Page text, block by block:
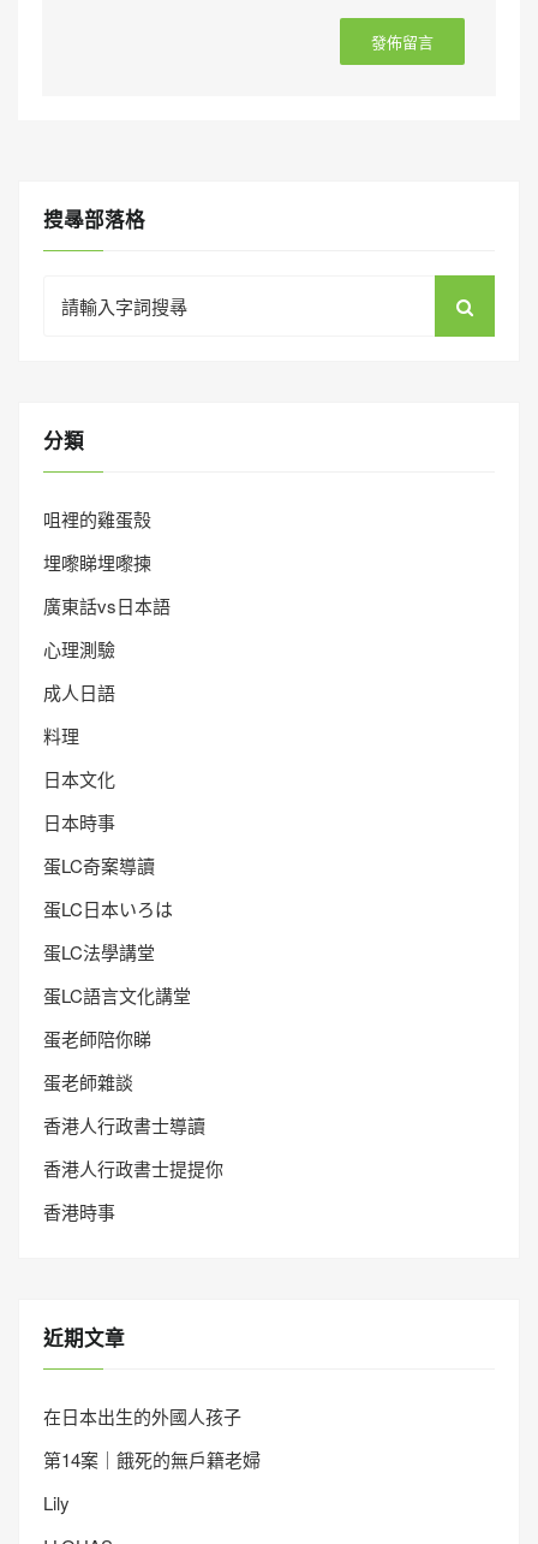
搜㝷部落格
for:
分類
咀裡的雞蛋殼
埋嚟睇埋嚟揀
廣東話vs日本語
心理測驗
成人日語
料理
日本文化
日本時事
蛋LC奇案導讀
蛋LC日本いろは
蛋LC法學講堂
蛋LC語言文化講堂
蛋老師陪你睇
蛋老師雜談
香港人行政書士導讀
香港人行政書士提提你
香港時事
近期文章
在日本出生的外國人孩子
第14案｜餓死的無戶籍老婦
Lily